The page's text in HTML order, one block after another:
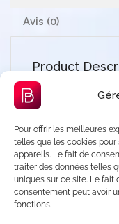
Pour offrir les meilleures
telles que les cookies
appareils. Le fait de
traiter des données telles
uniques sur ce site. Le fait
consentement peut avoir
fonctions.
Avis (0)
Product
✨
Commencez
entièrement
l’intérieur, une
l’extérieur, la
pas des saisons.
du temps avec la
en pleine nature,